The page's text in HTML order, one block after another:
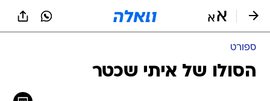
ספורט
הסולו של איתי שכטר